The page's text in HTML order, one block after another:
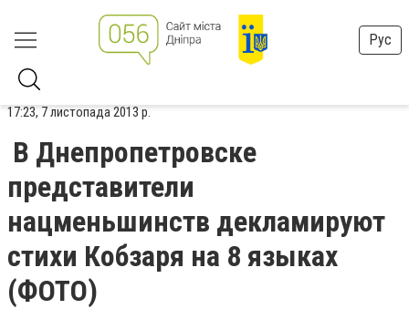
Рус
17:23, 7 листопада 2013 р.
В Днепропетровске
представители
нацменьшинств декламируют
стихи Кобзаря на 8 языках
(ФОТО)